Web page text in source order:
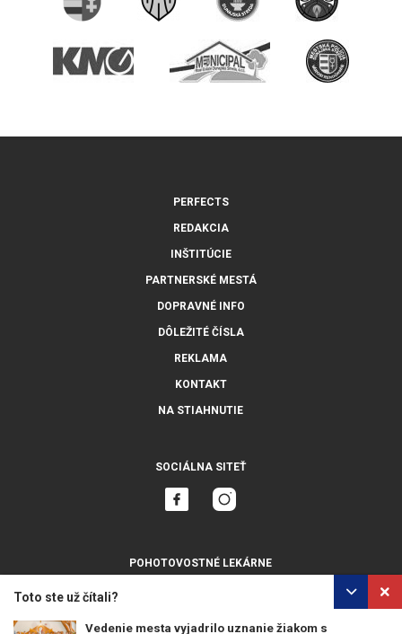
Toto ste už čítali?
Vedenie mesta vyjadrilo uznanie žiakom s
PERFECTS
REDAKCIA
INŠTITÚCIE
PARTNERSKÉ MESTÁ
DOPRAVNÉ INFO
DÔLEŽITÉ ČÍSLA
REKLAMA
KONTAKT
NA STIAHNUTIE
SOCIÁLNA SITEŤ
POHOTOVOSTNÉ LEKÁRNE